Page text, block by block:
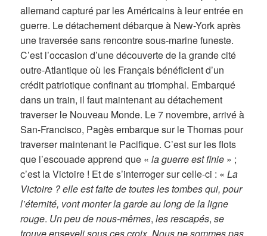
allemand capturé par les Américains à leur entrée en
guerre. Le détachement débarque à New-York après
une traversée sans rencontre sous-marine funeste.
C’est l’occasion d’une découverte de la grande cité
outre-Atlantique où les Français bénéficient d’un
crédit patriotique confinant au triomphal. Embarqué
dans un train, il faut maintenant au détachement
traverser le Nouveau Monde. Le 7 novembre, arrivé à
San-Francisco, Pagès embarque sur le Thomas pour
traverser maintenant le Pacifique. C’est sur les flots
que l’escouade apprend que «la guerre est finie » ;
c’est la Victoire ! Et de s’interroger sur celle-ci : «La
Victoire ? elle est faite de toutes les tombes qui, pour
l’éternité, vont monter la garde au long de la ligne
rouge. Un peu de nous-mêmes,les rescapés,se